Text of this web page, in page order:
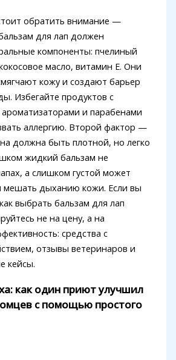
обратить внимание —
для лап должен
компоненты: пчелиный
масло, витамин Е. Они
кожу и создают барьер
Избегайте продуктов с
и парабенами
аллергию. Второй фактор —
должна быть плотной, но легко
жидкий бальзам не
а слишком густой может
мешать дыханию кожи. Если вы
выбрать бальзам для лап
не на цену, а на
средства с
отзывы ветеринаров и
кейсы.
как один приют улучшил
с помощью простого